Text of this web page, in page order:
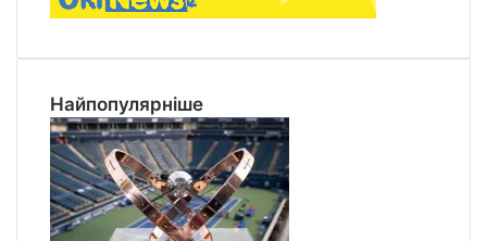
Найпопулярніше